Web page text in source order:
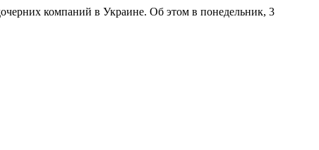
компаний в Украине. Об этом в понедельник, 3